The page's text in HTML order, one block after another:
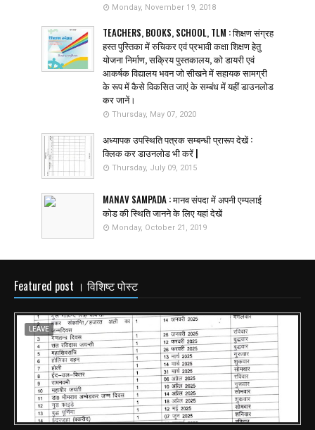
Monday, November 19, 2018
TEACHERS, BOOKS, SCHOOL, TLM : शिक्षण संग्रह
हस्त पुस्तिका में रुचिकर एवं प्रभावी कक्षा शिक्षण हेतु
योजना निर्माण, सक्रिय पुस्तकालय, को डायरी एवं
आकर्षक विद्यालय भवन जो सीखने में सहायक सामग्री
के रूप में कैसे विकसित जाएं के सम्बंध में यहीं डाउनलोड
कर जानें।
Thursday, May 07, 2020
अध्यापक उपस्थिति पत्रक सम्बन्धी प्रारूप देखें :
क्लिक कर डाउनलोड भी करें |
Thursday, July 09, 2015
MANAV SAMPADA : मानव संपदा में अपनी एम्पलाई
कोड की स्थिति जानने के लिए यहां देखें
Monday, October 21, 2019
Featured post । विशिष्ट पोस्ट
LEAVE